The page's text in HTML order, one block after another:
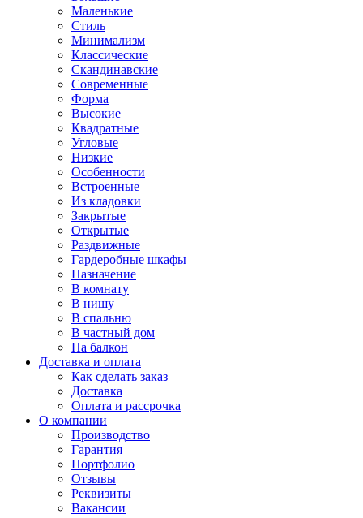
Маленькие
Стиль
Минимализм
Классические
Скандинавские
Современные
Форма
Высокие
Квадратные
Угловые
Низкие
Особенности
Встроенные
Из кладовки
Закрытые
Открытые
Раздвижные
Гардеробные шкафы
Назначение
В комнату
В нишу
В спальню
В частный дом
На балкон
Доставка и оплата
Как сделать заказ
Доставка
Оплата и рассрочка
О компании
Производство
Гарантия
Портфолио
Отзывы
Реквизиты
Вакансии